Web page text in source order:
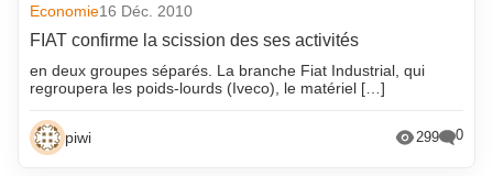
Economie16 Déc. 2010
FIAT confirme la scission des ses activités
en deux groupes séparés. La branche Fiat Industrial, qui
regroupera les poids-lourds (Iveco), le matériel […]
piwi 299 0